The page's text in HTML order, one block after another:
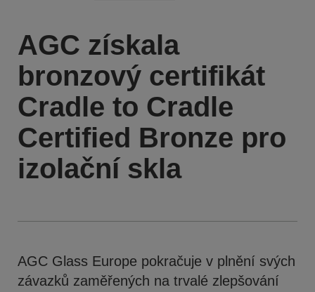
AGC získala
bronzový certifikát
Cradle to Cradle
Certified Bronze pro
izolační skla
AGC Glass Europe pokračuje v plnění svých
závazků zaměřených na trvalé zlepšování